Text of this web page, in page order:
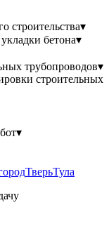
строительства▾
бетона▾
трубопроводов▾
строительных
▾
ТверьТула